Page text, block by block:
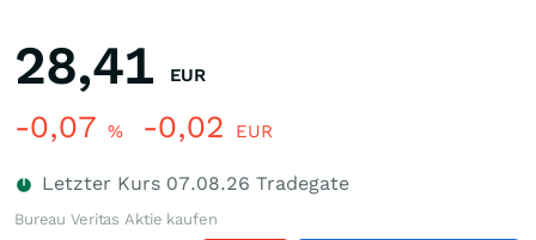
28,41 EUR
-0,07 % -0,02 EUR
Letzter Kurs 07.08.26 Tradegate
Bureau Veritas Aktie kaufen